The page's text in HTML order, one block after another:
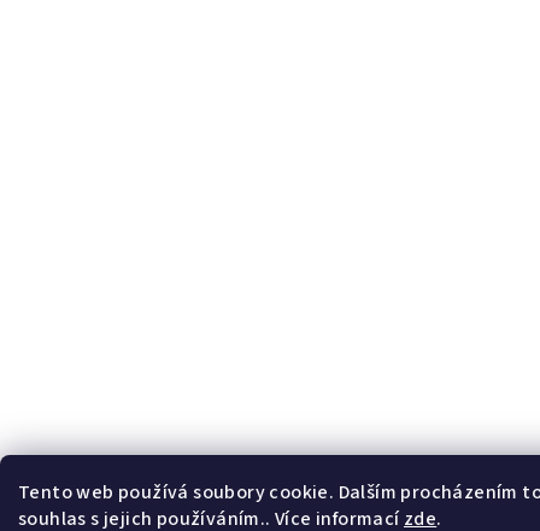
Tento web používá soubory cookie. Dalším procházením
souhlas s jejich používáním.. Více informacízde.